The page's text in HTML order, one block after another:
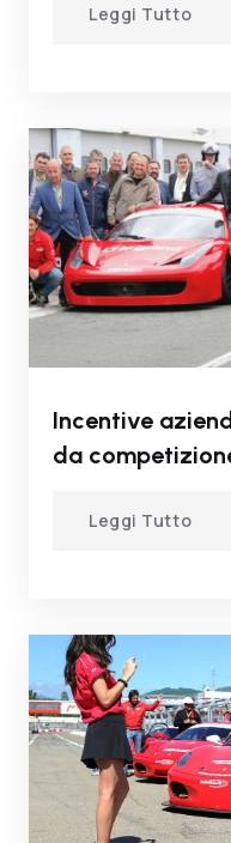
Leggi Tutto
Incentive
da
Leggi Tutto